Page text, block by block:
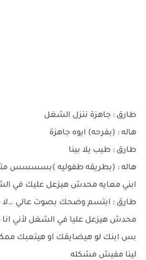
طارق : جاهزة ننزل الشغل
هاله : (بفرحه) ايوه جاهزة
طارق : طيب يلا بينا
هاله : (بطريقه طفوليه )بسسسس
ابني معايه محدش هيزعل عليك في
طارق : ابتسم وضحك بصوت عالي …لا
محدش هيزعل عليا في الشغل لأني
بس ابنك لو هيضايقك او هيتعبك
لينا مفيش مشكله